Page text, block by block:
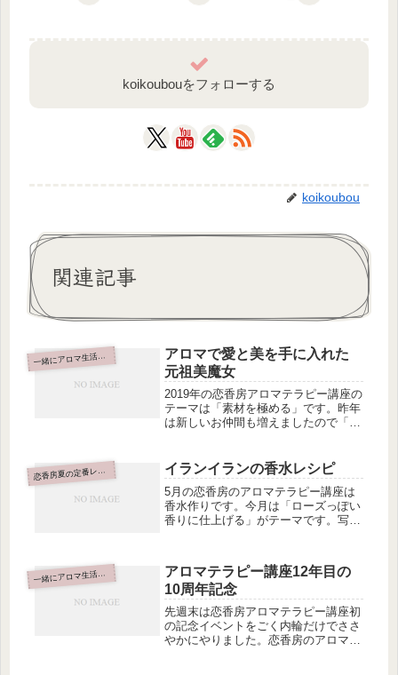
koikoubouをフォローする
koikoubou
関連記事
一緒にアロマ生活はじめませんか
アロマで愛と美を手に入れた
元祖美魔女
2019年の恋香房アロマテラピー講座の
テーマは「素材を極める」です。昨年
は新しいお仲間も増えましたので「初
伐とした時代なので「素材そのもの持
つ力や優しさ」みたいなものを丁寧...
恋
香房夏の定番レシピ イランイランの香水レシピ
5月の恋香房のアロマテラピー講座は
香水作りです。今月は「ローズっぽい
香りに仕上げる」がテーマです。写真
う品種なんでしょう？香水作りはとて
も楽しくテンションが上がりますし、
「...
一緒にアロマ生活はじめませんか
アロマテラピー講座12年目の
10周年記念
先週末は恋香房アロマテラピー講座初
の記念イベントをごく内輪だけでささ
やかにやりました。恋香房のアロマテ